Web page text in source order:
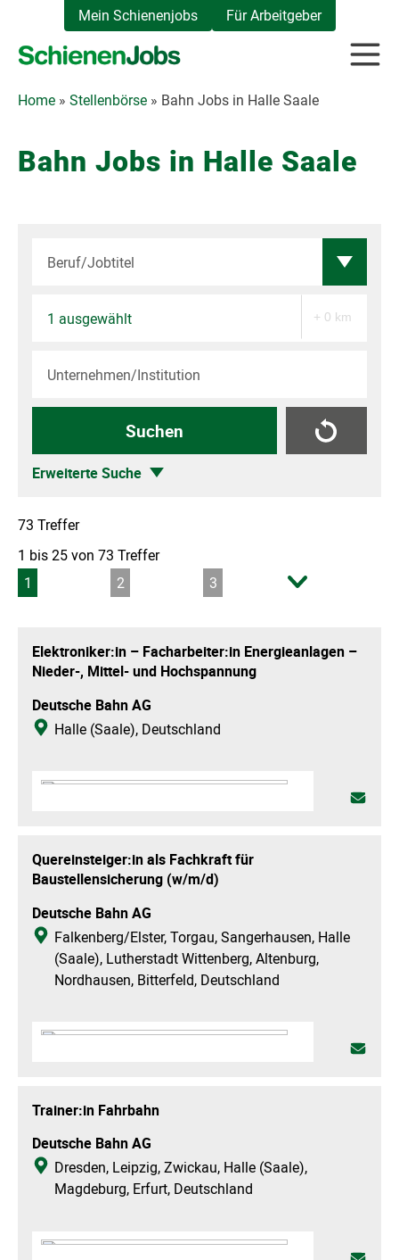
springen
Mein Schienenjobs Für Arbeitgeber
Home » Stellenbörse » Bahn Jobs in Halle Saale
Bahn Jobs in Halle Saale